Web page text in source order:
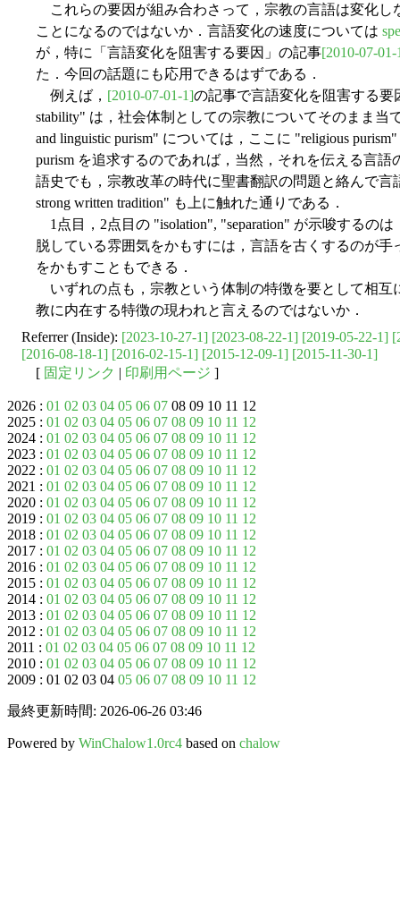
これらの要因が組み合わさって，宗教の言語は変化し
ことになるのではないか．言語変化の速度については
が，特に「言語変化を阻害する要因」の記事[2010-07-01-
た．今回の話題にも応用できるはずである．
例えば， [2010-07-01-1]の記事で言語変化を阻害する要
stability" は，社会体制としての宗教についてそのまま当
and linguistic purism" については，ここに "religious
purism を追求するのであれば，当然，それを伝える言
語史でも，宗教改革の時代に聖書翻訳の問題と絡んで言
strong written tradition" も上に触れた通りである．
1点目，2点目の "isolation", "separation" が示唆するの
脱している雰囲気をかもすには，言語を古くするのが
をかもすこともできる．
いずれの点も，宗教という体制の特徴を要として相互
教に内在する特徴の現われと言えるのではないか．
Referrer (Inside): [2023-10-27-1] [2023-08-22-1] [2019-05-22-1]
[2016-08-18-1] [2016-02-15-1] [2015-12-09-1] [2015-11-30-1]
[ 固定リンク | 印刷用ページ ]
2026 : 01 02 03 04 05 06 07 08 09 10 11 12
2025 : 01 02 03 04 05 06 07 08 09 10 11 12
2024 : 01 02 03 04 05 06 07 08 09 10 11 12
2023 : 01 02 03 04 05 06 07 08 09 10 11 12
2022 : 01 02 03 04 05 06 07 08 09 10 11 12
2021 : 01 02 03 04 05 06 07 08 09 10 11 12
2020 : 01 02 03 04 05 06 07 08 09 10 11 12
2019 : 01 02 03 04 05 06 07 08 09 10 11 12
2018 : 01 02 03 04 05 06 07 08 09 10 11 12
2017 : 01 02 03 04 05 06 07 08 09 10 11 12
2016 : 01 02 03 04 05 06 07 08 09 10 11 12
2015 : 01 02 03 04 05 06 07 08 09 10 11 12
2014 : 01 02 03 04 05 06 07 08 09 10 11 12
2013 : 01 02 03 04 05 06 07 08 09 10 11 12
2012 : 01 02 03 04 05 06 07 08 09 10 11 12
2011 : 01 02 03 04 05 06 07 08 09 10 11 12
2010 : 01 02 03 04 05 06 07 08 09 10 11 12
2009 : 01 02 03 04 05 06 07 08 09 10 11 12
最終更新時間: 2026-06-26 03:46
Powered by WinChalow1.0rc4 based on chalow